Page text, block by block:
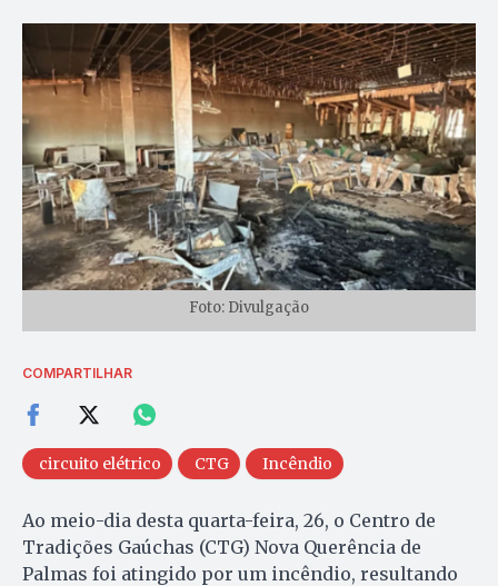
Foto: Divulgação
COMPARTILHAR
circuito elétrico CTG Incêndio
Ao meio-dia desta quarta-feira, 26, o Centro de
Tradições Gaúchas (CTG) Nova Querência de
Palmas foi atingido por um incêndio, resultando